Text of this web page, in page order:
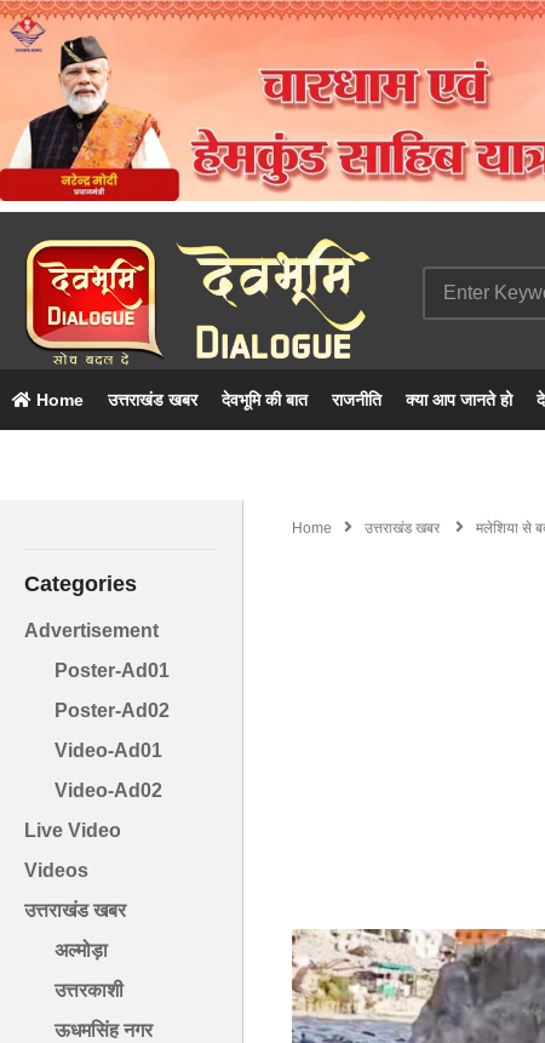
Home उत्तराखंड खबर देवभूमि की बात राजनीति क्या आप जानते हो
Categories
Advertisement
Poster-Ad01
Poster-Ad02
Video-Ad01
Video-Ad02
Live Video
Videos
उत्तराखंड खबर
अल्मोड़ा
उत्तरकाशी
ऊधमसिंह नगर
Home उत्तराखंड खबर मलेशिया से